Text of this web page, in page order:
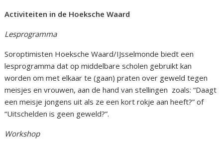
Activiteiten in de Hoeksche Waard
Lesprogramma
Soroptimisten Hoeksche Waard/IJsselmonde biedt een
lesprogramma dat op middelbare scholen gebruikt kan
worden om met elkaar te (gaan) praten over geweld tegen
meisjes en vrouwen, aan de hand van stellingen zoals: “Daagt
een meisje jongens uit als ze een kort rokje aan heeft?” of
“Uitschelden is geen geweld?”.
Workshop